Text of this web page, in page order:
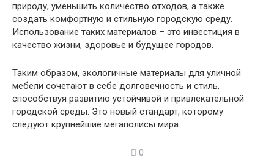
природу, уменьшить количество отходов, а также
создать комфортную и стильную городскую среду.
Использование таких материалов – это инвестиция в
качество жизни, здоровье и будущее городов.
Таким образом, экологичные материалы для уличной
мебели сочетают в себе долговечность и стиль,
способствуя развитию устойчивой и привлекательной
городской среды. Это новый стандарт, которому
следуют крупнейшие мегаполисы мира.
0